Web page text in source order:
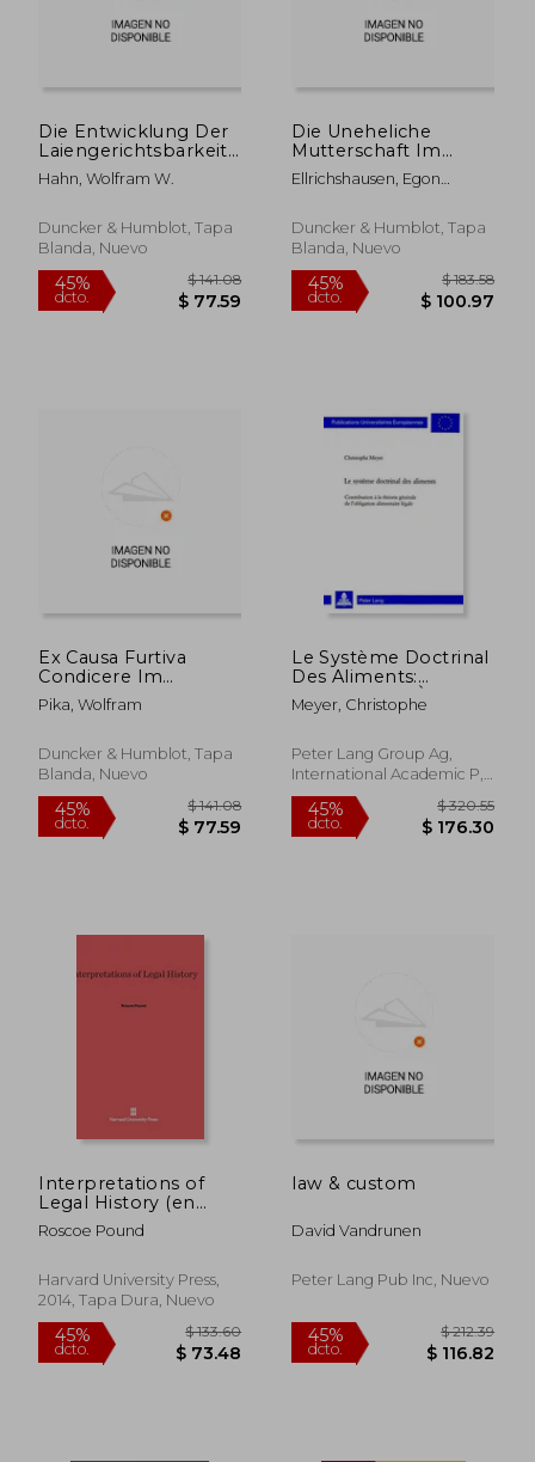
Die Entwicklung Der
Laiengerichtsbarkeit
Im Grossherzogtum
Baden Wahrend Des
Unter
Berucksichtigung Des
Wurttemb (en
Alemán)
Hahn, Wolfram W.
Duncker & Humblot, Tapa
Blanda, Nuevo
dcto.
Die Uneheliche
Mutterschaft Im
Altosterreichischen
Polizeirecht Des 16.
Dargestellt Am
Tatbestand Der
Alemán)
Ellrichshausen, Egon
Duncker & Humblot, Tapa
Blanda, Nuevo
Ex Causa Furtiva
Condicere Im
Klassischen
Romischen Recht (en
Pika, Wolfram
Duncker & Humblot, Tapa
Blanda, Nuevo
Le Système Doctrinal
Des Aliments:
Contribution À La
Théorie Générale de
Alimentaire Légale
(en Francés)
Meyer, Christophe
Peter Lang Group Ag,
International Academic P,
Tapa Blanda, Nuevo
Interpretations of
Legal History (en
Inglés)
Roscoe Pound
Harvard University Press,
2014, Tapa Dura, Nuevo
law & custom
David Vandrunen
Peter Lang Pub Inc, Nuevo